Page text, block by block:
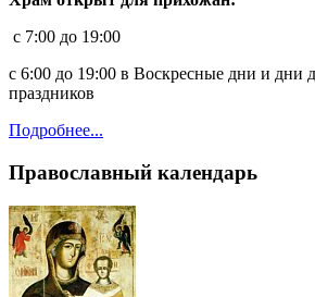
c 7:00 до 19:00
с 6:00 до 19:00 в Воскресные дни и дни
праздников
Подробнее...
Православный календарь